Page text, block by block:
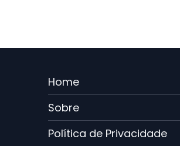
Menu
Rodape
PT
Home
Sobre
Política de Privacidade